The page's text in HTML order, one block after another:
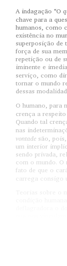
A indagação “O
chave para a
humanos, como
existência no
superposição de
força de sua
repetição ou de
iminente e
serviço, como
tornar o mundo
dessas
O humano, para
crença a respeito
Quando tal
nas
vontade são,
um interior
sendo privada,
com o mundo. O
fato de que o
carrega consigo